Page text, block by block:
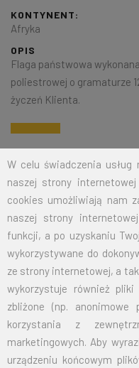
W celu świadczenia
naszej strony
cookies umożliwiają nam
naszej strony
funkcji, a po uzyskaniu
wykorzystywane do
ze strony internetowej, a
wykorzystuje również
zbliżone (np.
korzystania z
marketingowych. Aby
urządzeniu końcowym
KONTYNENT:
Afryka
OPIS
Flaga państwowa
poliestrowej o gramaturze
życzeń Klienta.
flagi. Przy zamówieniu
indywidualnie.
ROZMIAR CENA
15X24
30X50
50X80
70X110